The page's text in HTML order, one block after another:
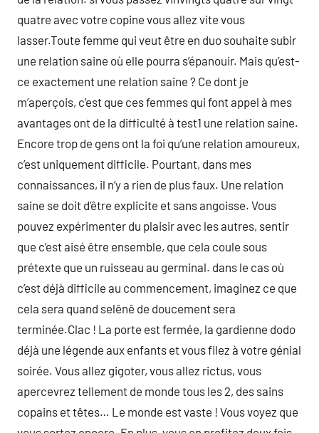
quatre avec votre copine vous allez vite vous
lasser.Toute femme qui veut être en duo souhaite subir
une relation saine où elle pourra s’épanouir. Mais qu’est-
ce exactement une relation saine ? Ce dont je
m’aperçois, c’est que ces femmes qui font appel à mes
avantages ont de la difficulté à test1 une relation saine.
Encore trop de gens ont la foi qu’une relation amoureux,
c’est uniquement difficile. Pourtant, dans mes
connaissances, il n’y a rien de plus faux. Une relation
saine se doit d’être explicite et sans angoisse. Vous
pouvez expérimenter du plaisir avec les autres, sentir
que c’est aisé être ensemble, que cela coule sous
prétexte que un ruisseau au germinal. dans le cas où
c’est déjà difficile au commencement, imaginez ce que
cela sera quand selênê de doucement sera
terminée.Clac ! La porte est fermée, la gardienne dodo
déjà une légende aux enfants et vous filez à votre génial
soirée. Vous allez gigoter, vous allez rictus, vous
apercevrez tellement de monde tous les 2, des sains
copains et têtes… Le monde est vaste ! Vous voyez que